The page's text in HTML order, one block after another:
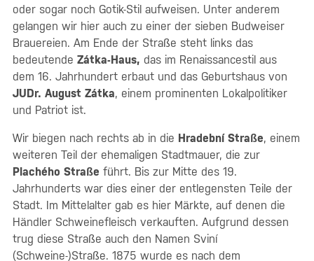
oder sogar noch Gotik-Stil aufweisen. Unter anderem
gelangen wir hier auch zu einer der sieben Budweiser
Brauereien. Am Ende der Straße steht links das
bedeutende Zátka-Haus, das im Renaissancestil aus
dem 16. Jahrhundert erbaut und das Geburtshaus von
JUDr. August Zátka, einem prominenten Lokalpolitiker
und Patriot ist.
Wir biegen nach rechts ab in die Hradební Straße, einem
weiteren Teil der ehemaligen Stadtmauer, die zur
Plachého Straße führt. Bis zur Mitte des 19.
Jahrhunderts war dies einer der entlegensten Teile der
Stadt. Im Mittelalter gab es hier Märkte, auf denen die
Händler Schweinefleisch verkauften. Aufgrund dessen
trug diese Straße auch den Namen Sviní
(Schweine-)Straße. 1875 wurde es nach dem